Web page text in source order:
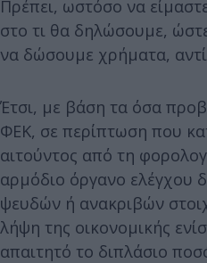
Πρέπει, ωστόσο να
στο τι θα δηλώσουμε,
να δώσουμε χρήματα,
Έτσι, με βάση τα όσα
ΦΕΚ, σε περίπτωση που
αιτούντος από τη
αρμόδιο όργανο ελέγχου
ψευδών ή ανακριβών
λήψη της οικονομικής
απαιτητό το διπλάσιο